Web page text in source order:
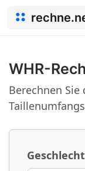
WHR-
Berechnen Sie